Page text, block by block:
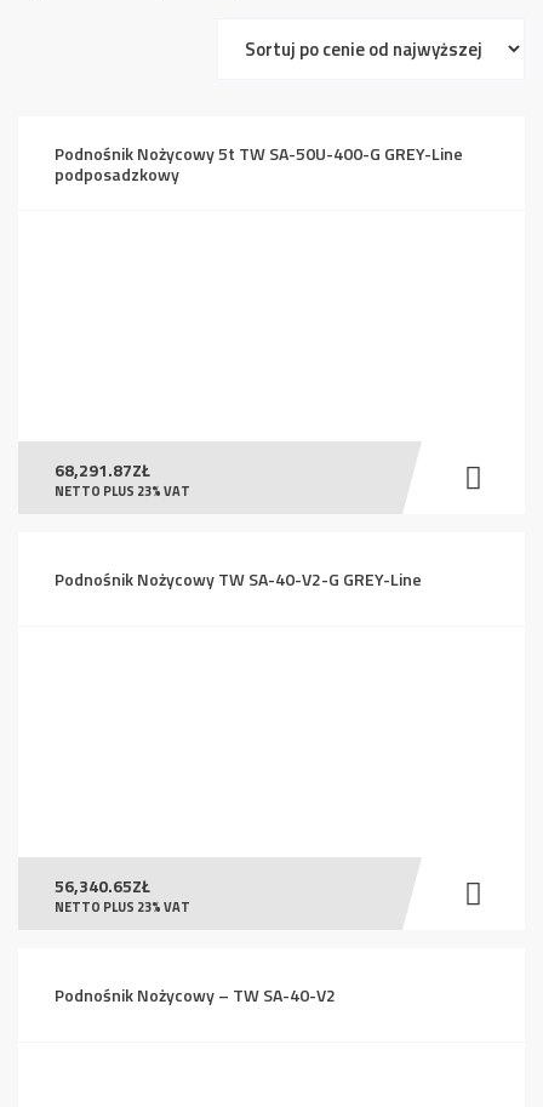
ceny:
niskiej
Podnośnik Nożycowy 5t TW SA-50U-400-G GREY-Line
podposadzkowy
68,291.87ZŁ
NETTO PLUS 23% VAT
Podnośnik Nożycowy TW SA-40-V2-G GREY-Line
56,340.65ZŁ
NETTO PLUS 23% VAT
Podnośnik Nożycowy – TW SA-40-V2